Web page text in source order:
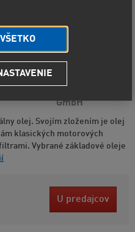
GmbH
olej. Svojím zložením je olej
klasických motorových
Vybrané základové oleje
U predajcov